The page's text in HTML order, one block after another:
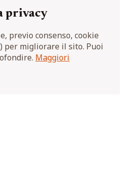
privacy
previo consenso, cookie
per migliorare il sito. Puoi
Maggiori